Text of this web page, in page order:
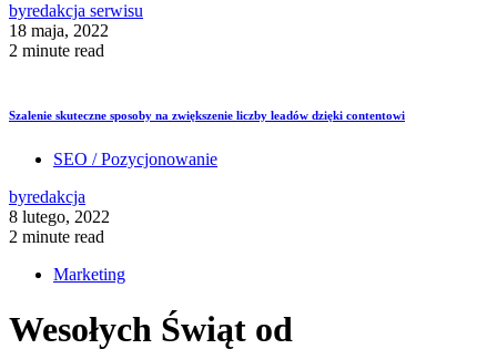
byredakcja serwisu
18 maja, 2022
2 minute read
Szalenie skuteczne sposoby na zwiększenie liczby leadów dzięki contentowi
SEO / Pozycjonowanie
byredakcja
8 lutego, 2022
2 minute read
Marketing
Wesołych Świąt od